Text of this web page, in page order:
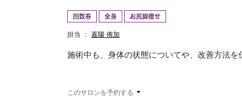
予約確認
回数券 全身 お尻脚痩せ
担当 ： 嘉陽 侑加
施術中も、身体の状態についてや、改善方法を
このサロンを予約する